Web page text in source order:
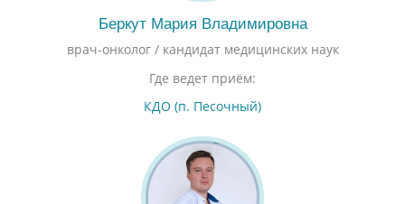
Беркут Мария Владимировна
врач-онколог / кандидат медицинских наук
Где ведет приём:
КДО (п. Песочный)